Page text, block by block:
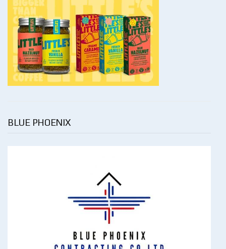
BLUE PHOENIX